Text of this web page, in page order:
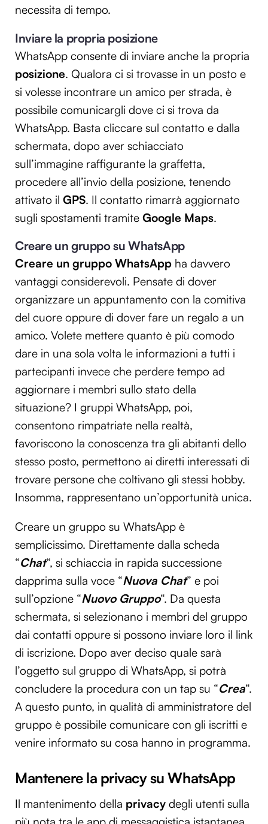
necessita di tempo.
Inviare la propria posizione
WhatsApp consente di inviare anche la propria
posizione. Qualora ci si trovasse in un posto e
si volesse incontrare un amico per strada, è
possibile comunicargli dove ci si trova da
WhatsApp. Basta cliccare sul contatto e dalla
schermata, dopo aver schiacciato
sull’immagine raffigurante la graffetta,
procedere all’invio della posizione, tenendo
attivato il GPS. Il contatto rimarrà aggiornato
sugli spostamenti tramite Google Maps.
Creare un gruppo su WhatsApp
Creare un gruppo WhatsApp ha davvero
vantaggi considerevoli. Pensate di dover
organizzare un appuntamento con la comitiva
del cuore oppure di dover fare un regalo a un
amico. Volete mettere quanto è più comodo
dare in una sola volta le informazioni a tutti i
partecipanti invece che perdere tempo ad
aggiornare i membri sullo stato della
situazione? I gruppi WhatsApp, poi,
consentono rimpatriate nella realtà,
favoriscono la conoscenza tra gli abitanti dello
stesso posto, permettono ai diretti interessati di
trovare persone che coltivano gli stessi hobby.
Insomma, rappresentano un’opportunità unica.
Creare un gruppo su WhatsApp è
semplicissimo. Direttamente dalla scheda
“Chat“, si schiaccia in rapida successione
dapprima sulla voce “Nuova Chat” e poi
sull’opzione “Nuovo Gruppo“. Da questa
schermata, si selezionano i membri del gruppo
dai contatti oppure si possono inviare loro il link
di iscrizione. Dopo aver deciso quale sarà
l’oggetto sul gruppo di WhatsApp, si potrà
concludere la procedura con un tap su “Crea“.
A questo punto, in qualità di amministratore del
gruppo è possibile comunicare con gli iscritti e
venire informato su cosa hanno in programma.
Mantenere la privacy su WhatsApp
Il mantenimento della privacy degli utenti sulla